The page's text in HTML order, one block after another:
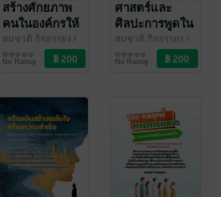
สร้างศักยภาพ
คนในองค์กรให้
ประสบความ
สมชาติ กิจยรรยง /
สมชาติไอบีซี
พัฒนาตนเอง
No Rating
ศาสตร์และ
ศิลปะการพูดใน
ธุรกิจเครือข่าย
ให้ประสบความ
สำเร็จอย่างสูง
สมชาติ กิจยรรยง /
สมชาติไอบีซี
บริหารจัดการ
No Rating